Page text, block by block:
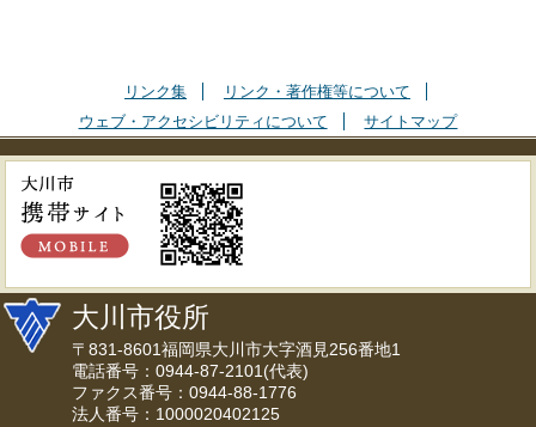
リンク集
リンク・著作権等について
ウェブ・アクセシビリティについて
サイトマップ
大川市役所
〒831-8601福岡県大川市大字酒見256番地1
電話番号：0944-87-2101(代表)
ファクス番号：0944-88-1776
法人番号：1000020402125